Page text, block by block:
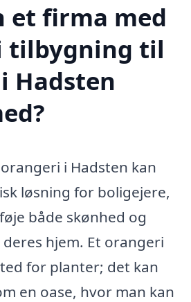
et firma med
tilbygning til
Hadsten
i Hadsten kan
løsning for boligejere,
både skønhed og
hjem. Et orangeri
for planter; det kan
en oase, hvor man kan